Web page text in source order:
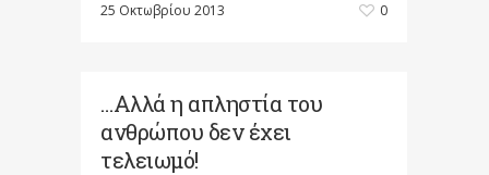
25 Οκτωβρίου 2013 0
…Αλλά η απληστία του
ανθρώπου δεν έχει
τελειωμό!